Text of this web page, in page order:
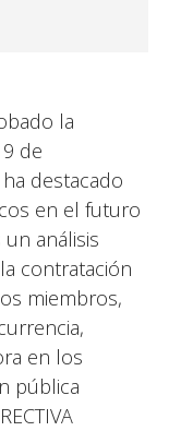
la
de
destacado
en el futuro
análisis
contratación
miembros,
en los
pública